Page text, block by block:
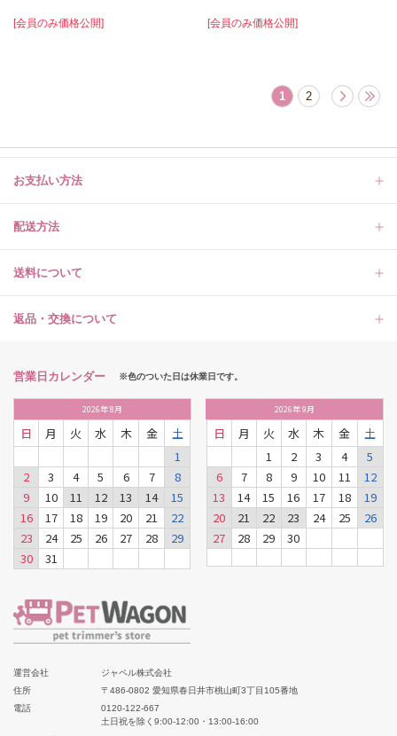
[会員のみ価格公開] [会員のみ価格公開]
1 2
お支払い方法
配送方法
送料について
返品・交換について
営業日カレンダー ※色のついた日は休業日です。
2026年8月
日 月 火 水 木 金
土
1
2
3 4 5 6 7
8
9
10 11 12 13 14
15
16
17 18 19 20 21
22
23
24 25 26 27 28
29
30
31
2026年9月
日 月 火 水 木 金
土
1
2 3 4
5
6
7 8 9 10 11
12
13
14 15 16 17 18
19
20
21 22 23 24 25
26
27
28 29 30
運営会社
ジャペル株式会社
住所
〒486-0802 愛知県春日井市桃山町3丁目105番地
電話
0120-122-667
土日祝を除く9:00-12:00・13:00-16:00